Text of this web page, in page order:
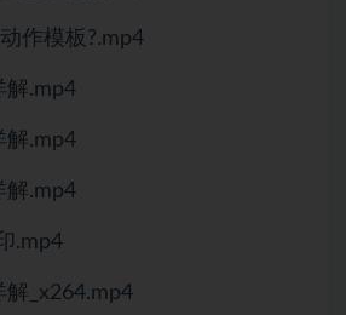
作模板?.mp4
解.mp4
解.mp4
解.mp4
.mp4
解_x264.mp4